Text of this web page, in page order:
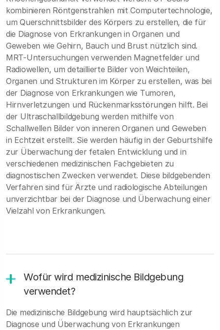
kombinieren Röntgenstrahlen mit Computertechnologie,
um Querschnittsbilder des Körpers zu erstellen, die für
die Diagnose von Erkrankungen in Organen und
Geweben wie Gehirn, Bauch und Brust nützlich sind.
MRT-Untersuchungen verwenden Magnetfelder und
Radiowellen, um detaillierte Bilder von Weichteilen,
Organen und Strukturen im Körper zu erstellen, was bei
der Diagnose von Erkrankungen wie Tumoren,
Hirnverletzungen und Rückenmarksstörungen hilft. Bei
der Ultraschallbildgebung werden mithilfe von
Schallwellen Bilder von inneren Organen und Geweben
in Echtzeit erstellt. Sie werden häufig in der Geburtshilfe
zur Überwachung der fetalen Entwicklung und in
verschiedenen medizinischen Fachgebieten zu
diagnostischen Zwecken verwendet. Diese bildgebenden
Verfahren sind für Ärzte und radiologische Abteilungen
unverzichtbar bei der Diagnose und Überwachung einer
Vielzahl von Erkrankungen.
Wofür wird medizinische Bildgebung
verwendet?
Die medizinische Bildgebung wird hauptsächlich zur
Diagnose und Überwachung von Erkrankungen